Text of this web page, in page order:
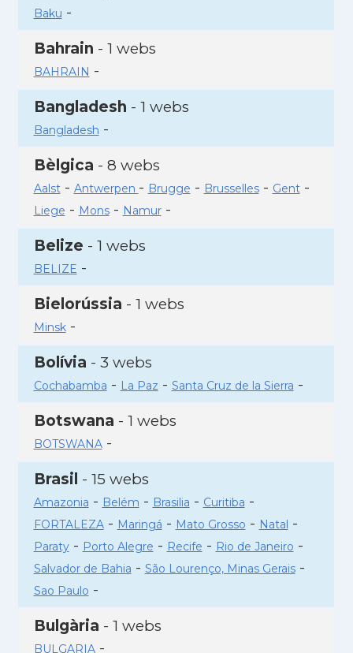
Baku -
Bahrain - 1 webs
BAHRAIN -
Bangladesh - 1 webs
Bangladesh -
Bèlgica - 8 webs
Aalst- Antwerpen - Brugge - Brusselles- Gent-
Liege - Mons- Namur-
Belize - 1 webs
BELIZE -
Bielorússia - 1 webs
Minsk-
Bolívia - 3 webs
Cochabamba - La Paz - Santa Cruz de la Sierra -
Botswana - 1 webs
BOTSWANA-
Brasil - 15 webs
Amazonia - Belém - Brasilia - Curitiba -
FORTALEZA- Maringá - Mato Grosso - Natal -
Paraty- Porto Alegre - Recife - Rio de Janeiro -
Salvador de Bahia - São Lourenço, Minas Gerais-
Sao Paulo -
Bulgària - 1 webs
BULGARIA-